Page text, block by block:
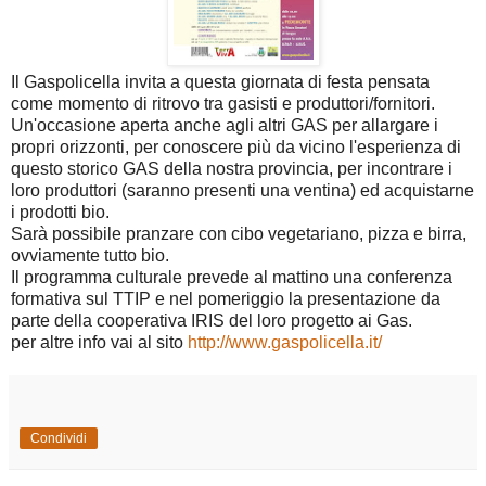
Il Gaspolicella invita a questa giornata di festa pensata
come momento di ritrovo tra gasisti e produttori/fornitori.
Un'occasione aperta anche agli altri GAS per allargare i
propri orizzonti, per conoscere più da vicino l'esperienza di
questo storico GAS della nostra provincia, per incontrare i
loro produttori (saranno presenti una ventina) ed acquistarne
i prodotti bio.
Sarà possibile pranzare con cibo vegetariano, pizza e birra,
ovviamente tutto bio.
Il programma culturale prevede al mattino una conferenza
formativa sul TTIP e nel pomeriggio la presentazione da
parte della cooperativa IRIS del loro progetto ai Gas.
per altre info vai al sito http://www.gaspolicella.it/
Condividi